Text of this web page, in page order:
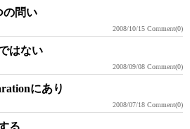
の問い
2008/10/15 Comment(0)
はない
2008/09/08 Comment(0)
にあり
2008/07/18 Comment(0)
る